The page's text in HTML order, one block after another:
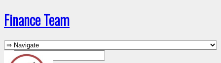
Finance Team